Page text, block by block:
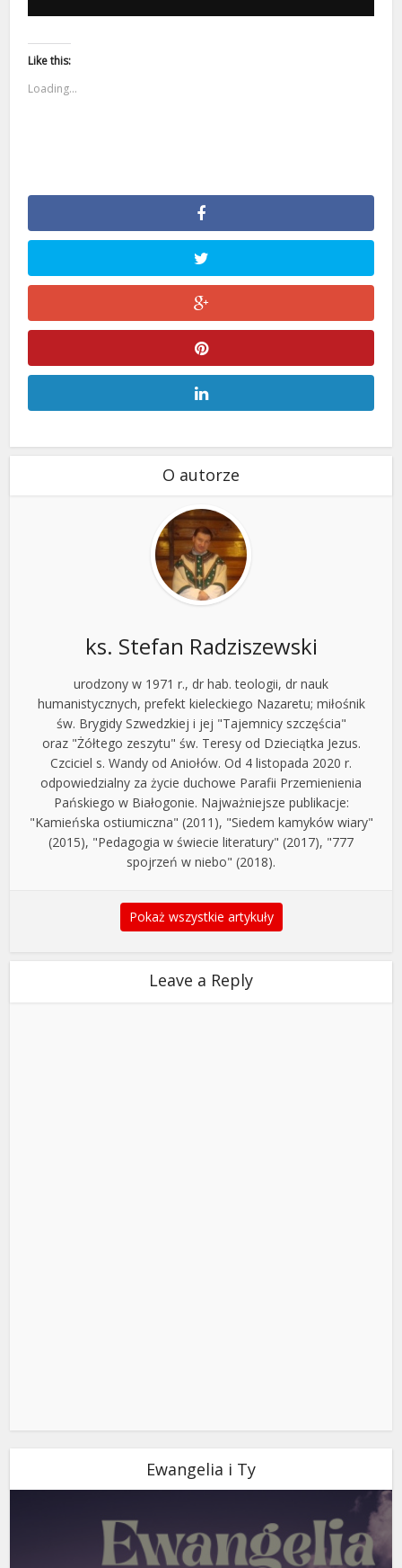
Like this:
Loading...
O autorze
ks. Stefan Radziszewski
urodzony w 1971 r., dr hab. teologii, dr nauk
humanistycznych, prefekt kieleckiego Nazaretu; miłośnik
św. Brygidy Szwedzkiej i jej "Tajemnicy szczęścia"
oraz "Żółtego zeszytu" św. Teresy od Dzieciątka Jezus.
Czciciel s. Wandy od Aniołów. Od 4 listopada 2020 r.
odpowiedzialny za życie duchowe Parafii Przemienienia
Pańskiego w Białogonie. Najważniejsze publikacje:
"Kamieńska ostiumiczna" (2011), "Siedem kamyków wiary"
(2015), "Pedagogia w świecie literatury" (2017), "777
spojrzeń w niebo" (2018).
Pokaż wszystkie artykuły
Leave a Reply
Ewangelia i Ty